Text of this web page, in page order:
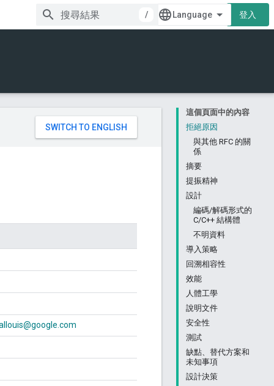
/ 登入
這個頁面中的內容
拒絕原因
與其他 RFC 的關
係
摘要
提振精神
設計
編碼/解碼形式的
C/C++ 結構體
不明資料
導入策略
回溯相容性
效能
人體工學
說明文件
安全性
測試
缺點、替代方案和
未知事項
設計決策